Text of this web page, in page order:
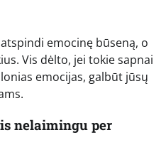
emocinę būseną, o
Vis dėlto, jei tokie sapnai
emocijas, galbūt jūsų
nelaimingu per